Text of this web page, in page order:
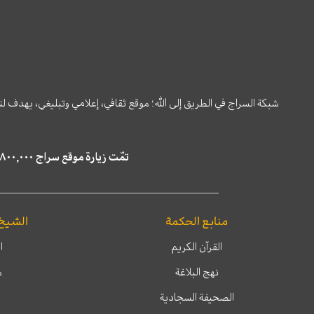
شبكة السراج في الطريق إلى الله؛ موقع ثقافي، إعلامي وتبليغي،
تمّت زيارة موقع سراج ٤,٨٠٠,٠٠٠ مرة خلال الستة أشهر الماضية، كما ظهر في نتائج البحث في محركات البحث٢٢,٢٩٠,٠٠٠ مرّة.
منابع الحكمة
القرآن الكريم
نهج البلاغة
الصحيفة السجادية